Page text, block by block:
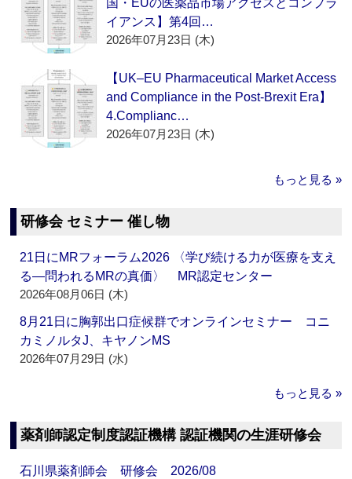
国・EUの医薬品市場アクセスとコンプラ
イアンス】第4回…
2026年07月23日 (木)
【UK–EU Pharmaceutical Market Access
and Compliance in the Post-Brexit Era】
4.Complianc…
2026年07月23日 (木)
もっと見る »
研修会 セミナー 催し物
21日にMRフォーラム2026 〈学び続ける力が医療を支え
る―問われるMRの真価〉 MR認定センター
2026年08月06日 (木)
8月21日に胸郭出口症候群でオンラインセミナー コニ
カミノルタJ、キヤノンMS
2026年07月29日 (水)
もっと見る »
薬剤師認定制度認証機構 認証機関の生涯研修会
石川県薬剤師会 研修会 2026/08